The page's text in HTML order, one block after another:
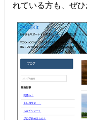
れている方も、ぜひ